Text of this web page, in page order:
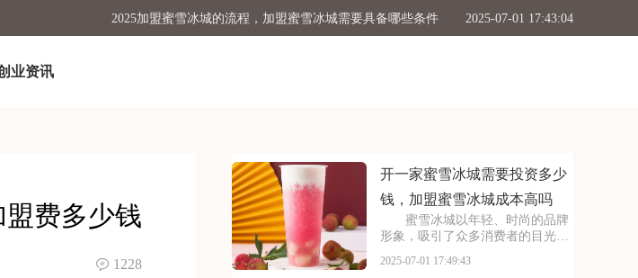
2025加盟蜜雪冰城的流程，加盟蜜雪冰城需要具备哪些条件 2025-07-01 17:43:04
开一家蜜雪冰城需要投资多少钱，加盟蜜雪冰城成本高吗
业资讯
费多少钱
1228
开一家蜜雪冰城需要投资多少
钱，加盟蜜雪冰城成本高吗
蜜雪冰城以年轻、时尚的品牌
形象，吸引了众多消费者的目光。
景，让不少投资者跃跃欲试。那
2025-07-01 17:49:43